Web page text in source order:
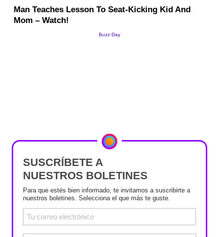
SUSCRÍBETE A
NUESTROS BOLETINES
Para que estés bien informado, te invitamos a suscribirte a
nuestros boletines. Selecciona el que más te guste.